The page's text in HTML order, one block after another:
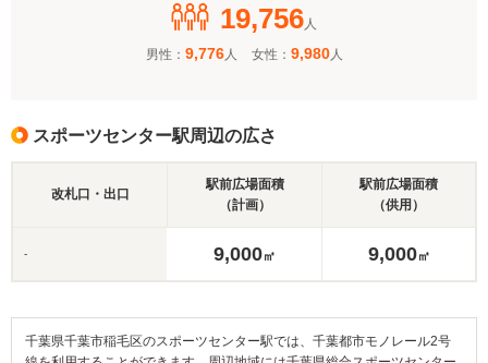
19,756 人
男性： 9,776人 女性： 9,980人
スポーツセンター駅周辺の広さ
改札口・出口
駅前広場面積
（計画）
駅前広場面積
（供用）
- 9,000㎡ 9,000㎡
千葉県千葉市稲毛区のスポーツセンター駅では、千葉都市モノレール2号